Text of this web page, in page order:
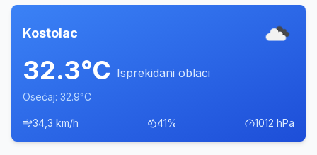
Kostolac
32.3°C Isprekidani oblaci
Osećaj: 32.9°C
34,3 km/h 41% 1012 hPa